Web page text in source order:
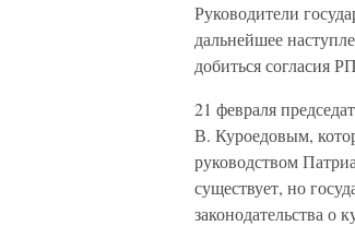
Руководители
дальнейшее
добиться согласия
21 февраля
В. Куроедовым,
руководством
существует, но
законодательства о